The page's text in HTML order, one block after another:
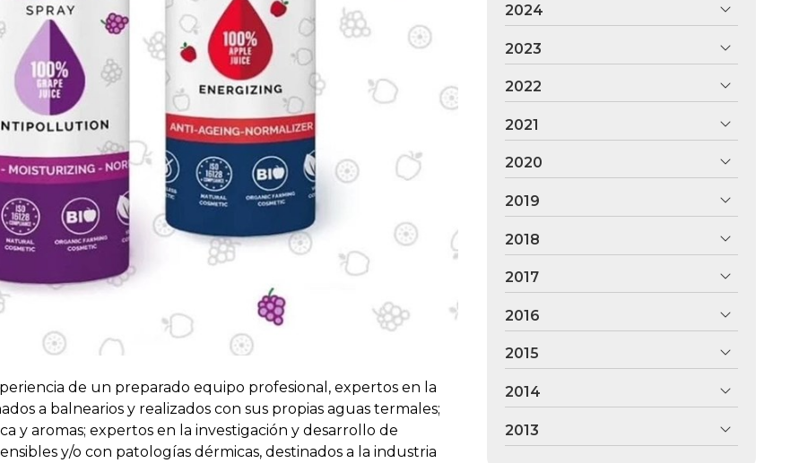
de un preparado equipo profesional, expertos en la
a balnearios y realizados con sus propias aguas termales;
y aromas; expertos en la investigación y desarrollo de
y/o con patologías dérmicas, destinados a la industria
2024
2023
2022
2021
2020
2019
2018
2017
2016
2015
2014
2013